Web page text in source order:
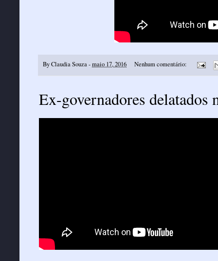
ByClaudia Souza-maio 17, 2016 Nenhum comentário:
Ex-governadores delatados